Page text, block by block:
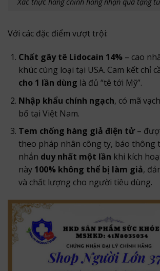
Xác thực hàng chính hãng nhận quà tặng
Với các đặc điểm vượt trội:
Chất gây tê Lidocain 14%– cao
khúc cùng loại tại USA. Cam kết chỉ
cho 1 lần dùng là đủ “tê tới Mỹ”.
Nhập khẩu chính ngạch, có mã
bố tại Việt Nam.
Tem chống hàng giả điện tử–
theo pháp nhân công ty, báo thông
nhắn duy nhất một lần khi kích
này 100% không thể bị làm giả,
và chất lượng cho người tiêu dùng.